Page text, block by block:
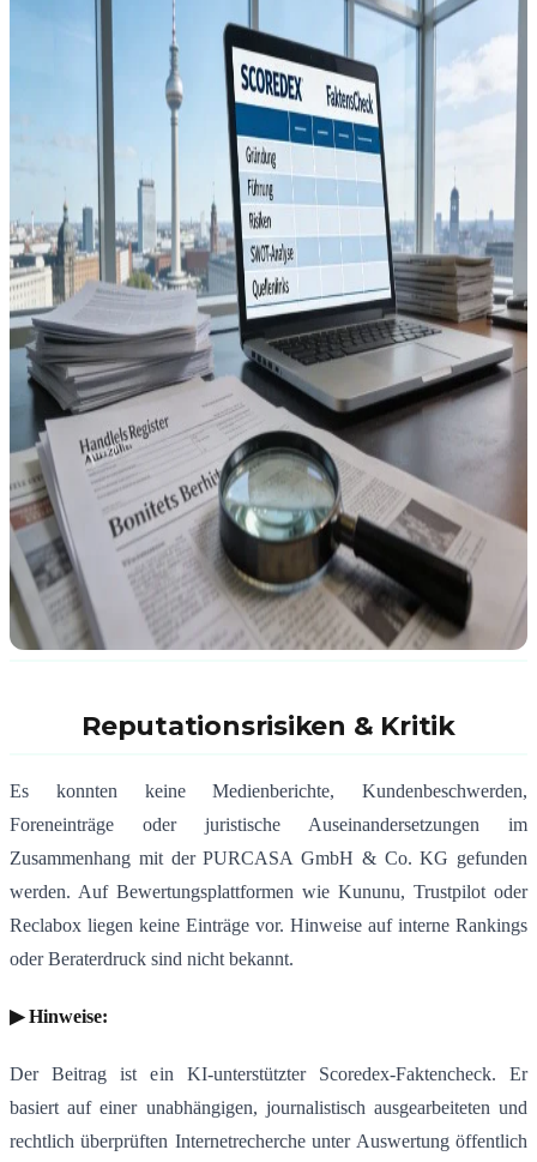
Reputationsrisiken & Kritik
Es konnten keine Medienberichte, Kundenbeschwerden,
Foreneinträge oder juristische Auseinandersetzungen im
Zusammenhang mit der PURCASA GmbH & Co. KG gefunden
werden. Auf Bewertungsplattformen wie Kununu, Trustpilot oder
Reclabox liegen keine Einträge vor. Hinweise auf interne Rankings
oder Beraterdruck sind nicht bekannt.
▶ Hinweise:
Der Beitrag ist ein KI-unterstützter Scoredex-Faktencheck. Er
basiert auf einer unabhängigen, journalistisch ausgearbeiteten und
rechtlich überprüften Internetrecherche unter Auswertung öffentlich